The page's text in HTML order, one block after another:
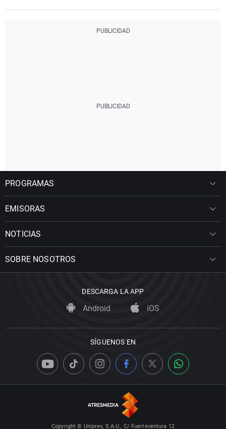
PROGRAMAS
EMISORAS
NOTICIAS
SOBRE NOSOTROS
DESCARGA LA APP
Android iOS
SÍGUENOS EN
Copyright © Uniprex, S.A.U., C/ Fuerteventura 12